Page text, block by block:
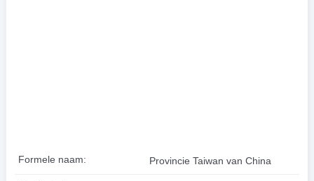
Formele naam: Provincie Taiwan van China